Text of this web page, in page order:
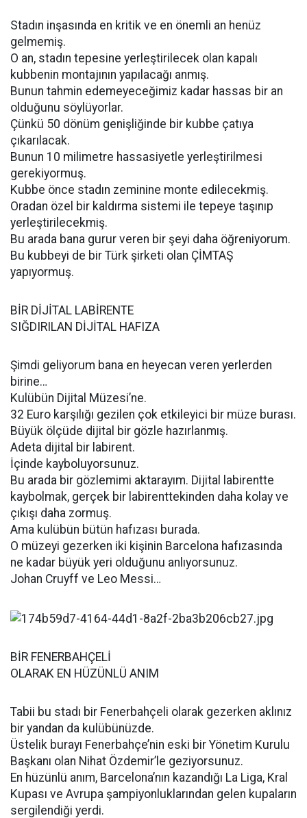
Stadın inşasında en kritik ve en önemli an henüz
gelmemiş.
O an, stadın tepesine yerleştirilecek olan kapalı
kubbenin montajının yapılacağı anmış.
Bunun tahmin edemeyeceğimiz kadar hassas bir an
olduğunu söylüyorlar.
Çünkü 50 dönüm genişliğinde bir kubbe çatıya
çıkarılacak.
Bunun 10 milimetre hassasiyetle yerleştirilmesi
gerekiyormuş.
Kubbe önce stadın zeminine monte edilecekmiş.
Oradan özel bir kaldırma sistemi ile tepeye taşınıp
yerleştirilecekmiş.
Bu arada bana gurur veren bir şeyi daha öğreniyorum.
Bu kubbeyi de bir Türk şirketi olan ÇİMTAŞ
yapıyormuş.
BİR DİJİTAL LABİRENTE
SIĞDIRILAN DİJİTAL HAFIZA
Şimdi geliyorum bana en heyecan veren yerlerden
birine…
Kulübün Dijital Müzesi’ne.
32 Euro karşılığı gezilen çok etkileyici bir müze burası.
Büyük ölçüde dijital bir gözle hazırlanmış.
Adeta dijital bir labirent.
İçinde kayboluyorsunuz.
Bu arada bir gözlemimi aktarayım. Dijital labirentte
kaybolmak, gerçek bir labirenttekinden daha kolay ve
çıkışı daha zormuş.
Ama kulübün bütün hafızası burada.
O müzeyi gezerken iki kişinin Barcelona hafızasında
ne kadar büyük yeri olduğunu anlıyorsunuz.
Johan Cruyff ve Leo Messi…
BİR FENERBAHÇELİ
OLARAK EN HÜZÜNLÜ ANIM
Tabii bu stadı bir Fenerbahçeli olarak gezerken aklınız
bir yandan da kulübünüzde.
Üstelik burayı Fenerbahçe’nin eski bir Yönetim Kurulu
Başkanı olan Nihat Özdemir’le geziyorsunuz.
En hüzünlü anım, Barcelona’nın kazandığı La Liga, Kral
Kupası ve Avrupa şampiyonluklarından gelen kupaların
sergilendiği yerdi.